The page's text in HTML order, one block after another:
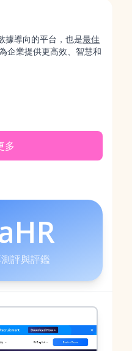
據導向的平台，也是最佳
企業提供更高效、智慧和
多
評與評鑑